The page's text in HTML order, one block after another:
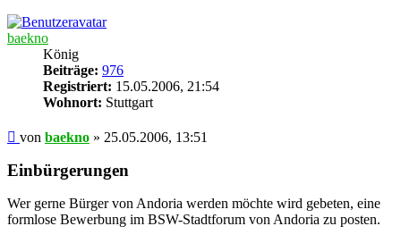
baekno
König
Beiträge: 976
Registriert: 15.05.2006, 21:54
Wohnort: Stuttgart
Beitrag
von baekno » 25.05.2006, 13:51
Einbürgerungen
Wer gerne Bürger von Andoria werden möchte wird gebeten, eine
formlose Bewerbung im BSW-Stadtforum von Andoria zu posten.